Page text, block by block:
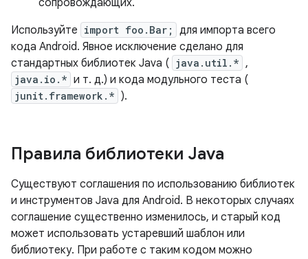
сопровождающих.
Используйте import foo.Bar;
для импорта всего
кода Android. Явное исключение сделано для
стандартных библиотек Java ( java.util.* ,
java.io.* и т. д.) и кода модульного теста (
junit.framework.* ).
Правила библиотеки Java
Существуют соглашения по использованию библиотек
и инструментов Java для Android. В некоторых случаях
соглашение существенно изменилось, и старый код
может использовать устаревший шаблон или
библиотеку. При работе с таким кодом можно